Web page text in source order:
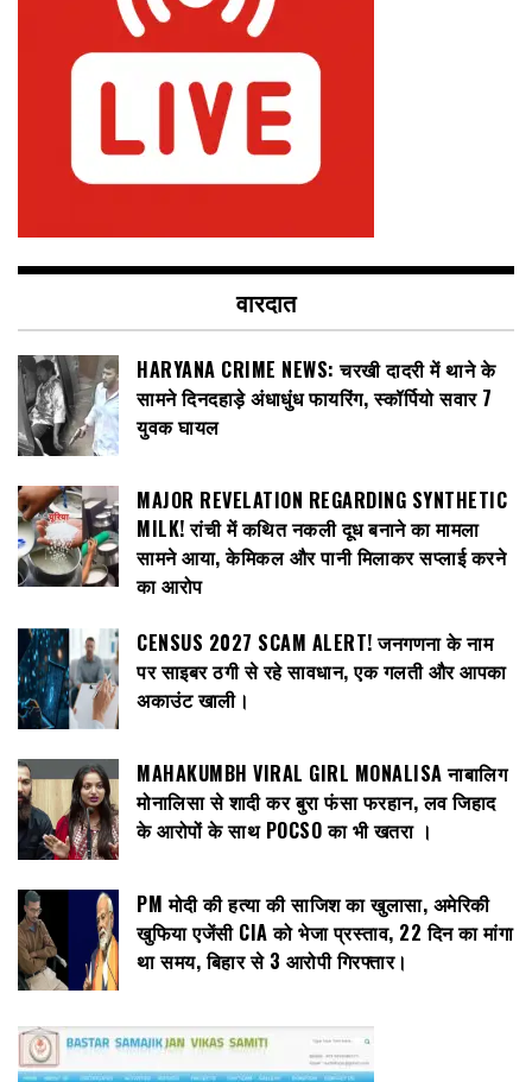
वारदात
HARYANA CRIME NEWS: चरखी दादरी में थाने के
सामने दिनदहाड़े अंधाधुंध फायरिंग, स्कॉर्पियो सवार 7
युवक घायल
MAJOR REVELATION REGARDING SYNTHETIC
MILK! रांची में कथित नकली दूध बनाने का मामला
सामने आया, केमिकल और पानी मिलाकर सप्लाई करने
का आरोप
CENSUS 2027 SCAM ALERT! जनगणना के नाम
पर साइबर ठगी से रहे सावधान, एक गलती और आपका
अकाउंट खाली।
MAHAKUMBH VIRAL GIRL MONALISA नाबालिग
मोनालिसा से शादी कर बुरा फंसा फरहान, लव जिहाद
के आरोपों के साथ POCSO का भी खतरा ।
PM मोदी की हत्या की साजिश का खुलासा, अमेरिकी
खुफिया एजेंसी CIA को भेजा प्रस्ताव, 22 दिन का मांगा
था समय, बिहार से 3 आरोपी गिरफ्तार।